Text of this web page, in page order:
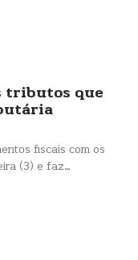
tributos que
fiscais com os
(3) e faz…